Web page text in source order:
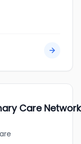
Care Network